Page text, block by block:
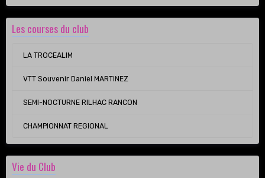
Les courses du club
LA TROCEALIM
VTT Souvenir Daniel MARTINEZ
SEMI-NOCTURNE RILHAC RANCON
CHAMPIONNAT REGIONAL
Vie du Club